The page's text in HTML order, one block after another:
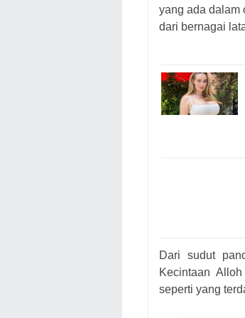
yang ada dalam
dari bernagai
Dari sudut
Kecintaan
seperti yang